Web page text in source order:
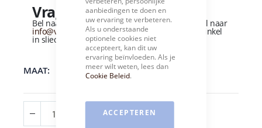
aanbiedingen te doen en
uw ervaring te verbeteren.
Als u onderstaande
optionele cookies niet
accepteert, kan dit uw
ervaring beïnvloeden. Als je
meer wilt weten, lees dan
Cookie Beleid.
ACCEPTEREN
Vragen over dit product?
Bel naar +31 (0)184 - 412 135of stuur een e-mail naar
info@vandervliesschoenen.nlof bezoek onze winkel
in sliedrecht (Zie routebeschrijving).
MAAT
38 39 40
IN WINKELWAGEN